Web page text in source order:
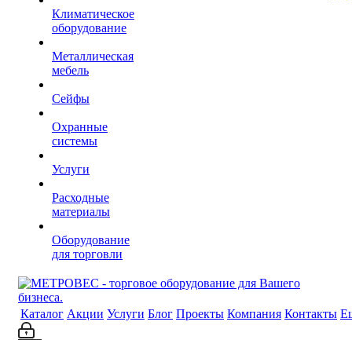
Климатическое
оборудование
Металлическая
мебель
Сейфы
Охранные
системы
Услуги
Расходные
материалы
Оборудование
для торговли
Каталог Акции Услуги Блог Проекты Компания Контакты